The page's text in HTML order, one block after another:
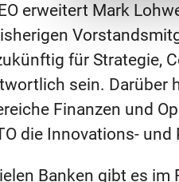
erweitert Mark
für Strategie,
sein. Darüber
Finanzen und
die Innovations-
Banken gibt es